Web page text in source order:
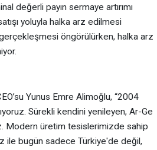
değerli payın sermaye artırımı
yoluyla halka arz edilmesi
öngörülürken, halka arz
Yunus Emre Alimoğlu, “2004
Sürekli kendini yenileyen, Ar-Ge
Modern üretim tesislerimizde sahip
ile bugün sadece Türkiye'de değil,